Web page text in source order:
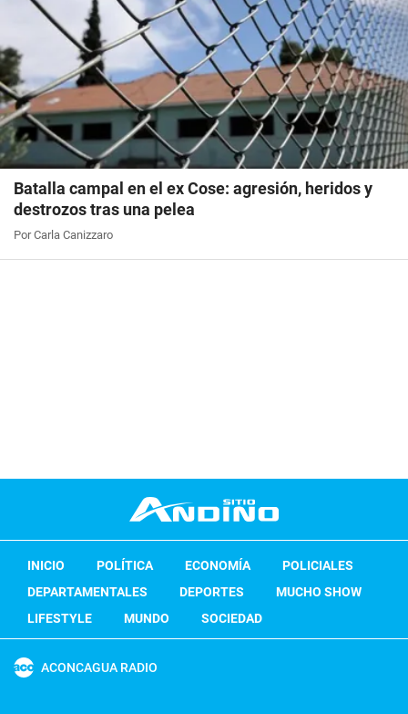
Batalla campal en el ex Cose: agresión, heridos y
destrozos tras una pelea
Por Carla Canizzaro
INICIO POLÍTICA ECONOMÍA
POLICIALES
DEPARTAMENTALES
DEPORTES
MUCHO SHOW
LIFESTYLE
MUNDO SOCIEDAD
ACONCAGUA RADIO